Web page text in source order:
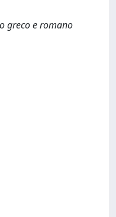
greco e romano